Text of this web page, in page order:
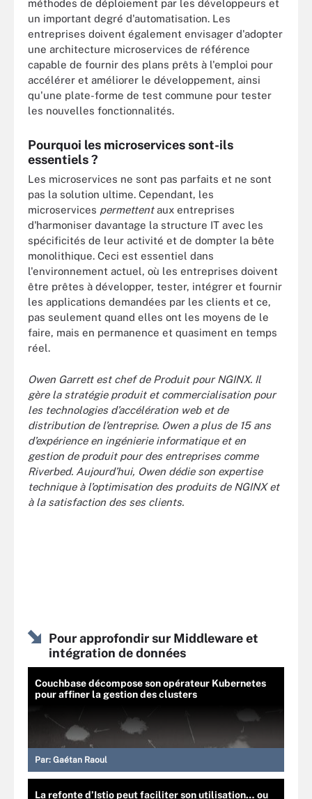
méthodes de déploiement par les développeurs et
un important degré d'automatisation. Les
entreprises doivent également envisager d'adopter
une architecture microservices de référence
capable de fournir des plans prêts à l'emploi pour
accélérer et améliorer le développement, ainsi
qu'une plate-forme de test commune pour tester
les nouvelles fonctionnalités.
Pourquoi les microservices sont-ils
essentiels ?
Les microservices ne sont pas parfaits et ne sont
pas la solution ultime. Cependant, les
microservices permettentaux entreprises
d'harmoniser davantage la structure IT avec les
spécificités de leur activité et de dompter la bête
monolithique. Ceci est essentiel dans
l'environnement actuel, où les entreprises doivent
être prêtes à développer, tester, intégrer et fournir
les applications demandées par les clients et ce,
pas seulement quand elles ont les moyens de le
faire, mais en permanence et quasiment en temps
réel.
Owen Garrett est chef de Produit pour NGINX. Il
gère la stratégie produit et commercialisation pour
les technologies d’accélération web et de
distribution de l’entreprise. Owen a plus de 15 ans
d’expérience en ingénierie informatique et en
gestion de produit pour des entreprises comme
Riverbed. Aujourd’hui, Owen dédie son expertise
technique à l’optimisation des produits de NGINX et
à la satisfaction des ses clients.
Pour approfondir sur Middleware et
intégration de données
Couchbase décompose son opérateur Kubernetes
pour affiner la gestion des clusters
Par: Gaétan Raoul
La refonte d’Istio peut faciliter son utilisation… ou